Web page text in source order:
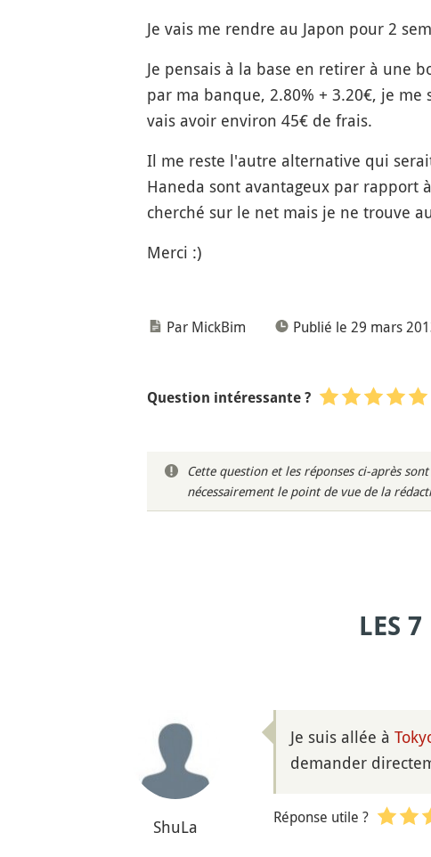
Je vais me rendre au Japon pour 2
Je pensais à la base en retirer à une
par ma banque, 2.80% + 3.20€, je
vais avoir environ 45€ de frais.
Il me reste l'autre alternative qui
Haneda sont avantageux par rapport
cherché sur le net mais je ne trouve
Merci :)
Par MickBim Publié le 29 mars
Question intéressante ?
Cette question et les réponses ci-après
nécessairement le point de vue de la
LES
ShuLa
Je suis allée à
demander
Réponse utile ?